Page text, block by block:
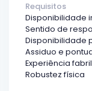
Requisitos
Disponibilidade
Sentido de
Disponibilidade
Assiduo e
Experiência
Robustez física